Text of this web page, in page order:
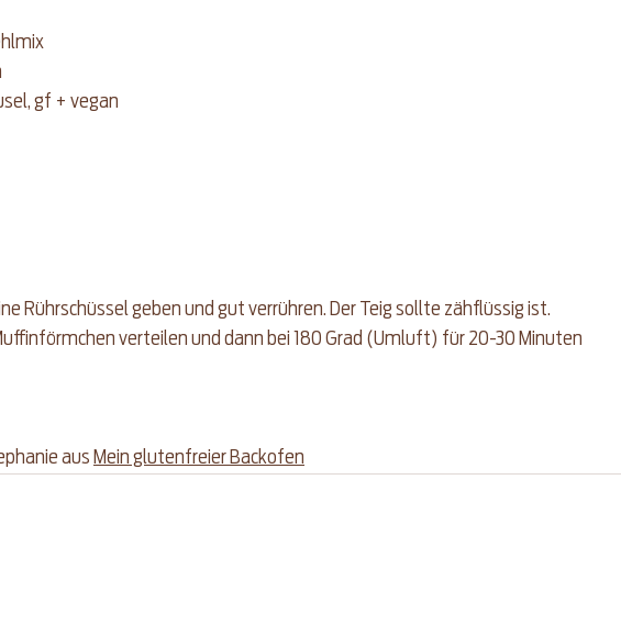
gf + vegan
Rührschüssel geben und gut verrühren. Der Teig sollte zähflüssig ist.
verteilen und dann bei 180 Grad (Umluft) für 20-30 Minuten
aus Mein glutenfreier Backofen